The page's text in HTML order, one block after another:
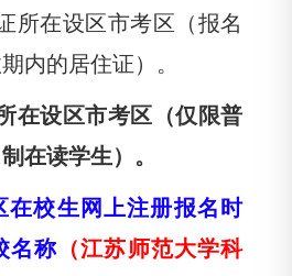
所在设区市考区（报名
内的居住证）。
在设区市考区（仅限普
在读学生）。
在校生网上注册报名时
名称 （江苏师范大学科